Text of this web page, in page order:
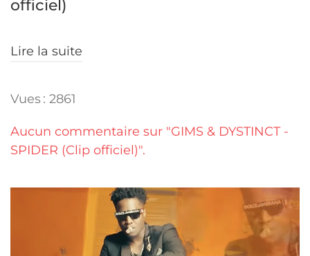
officiel)
Lire la suite
Vues : 2861
Aucun commentaire sur "GIMS & DYSTINCT -
SPIDER (Clip officiel)".